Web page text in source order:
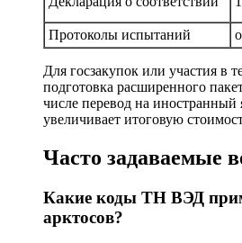
Протоколы испытаний
Для госзакупок или участия в
подготовка расширенного
числе перевод на иностранный
увеличивает итоговую
Часто задаваемые
Какие коды ТН ВЭД
арктосов?